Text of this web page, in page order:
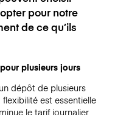
pour notre
de ce qu’ils
plusieurs jours
dépôt de plusieurs
est essentielle
le tarif journalier